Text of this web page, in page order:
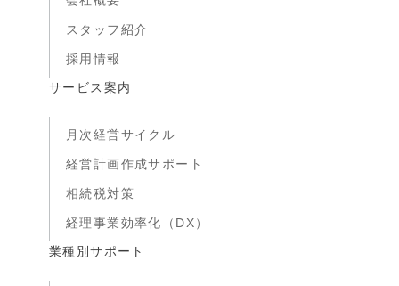
スタッフ紹介
採用情報
サービス案内
月次経営サイクル
経営計画作成サポート
相続税対策
経理事業効率化（DX）
業種別サポート